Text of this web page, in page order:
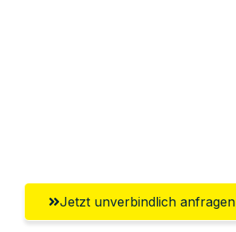
Jetzt unverbindlich anfragen